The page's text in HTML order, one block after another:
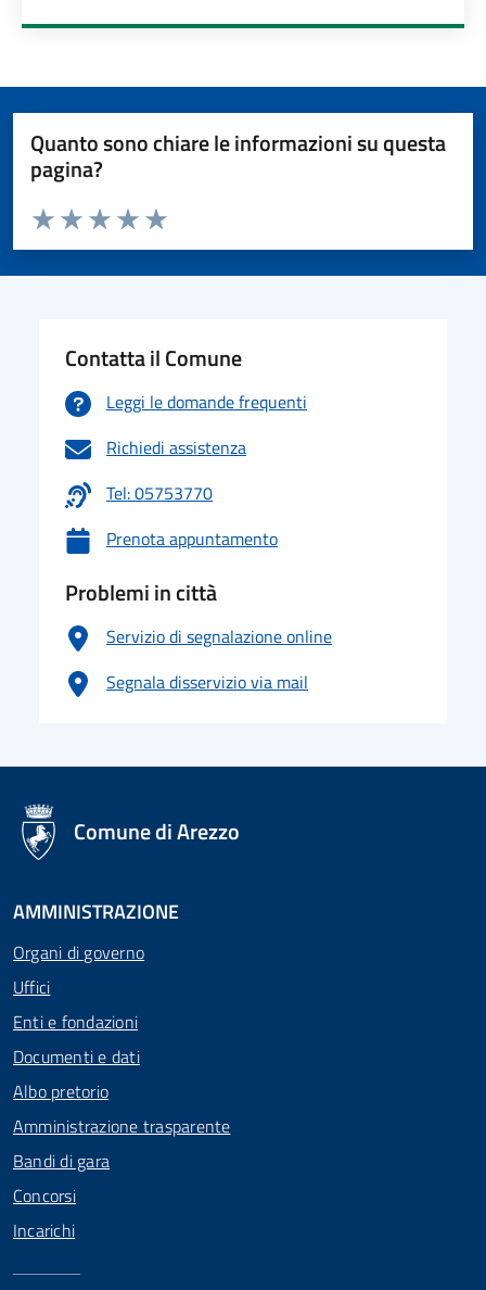
Quanto sono chiare le informazioni su questa
pagina?
Valuta da 1 a 5 stelle la pagina
Valuta 5 stelle su 5
Valuta 4 stelle su 5
Valuta 3 stelle su 5
Valuta 2 stelle su 5
Valuta 1 stelle su 5
Contatta il Comune
Leggi le domande frequenti
Richiedi assistenza
Tel: 05753770
Prenota appuntamento
Problemi in città
Servizio di segnalazione online
Segnala disservizio via mail
logo Unione Europea
Comune di Arezzo
AMMINISTRAZIONE
Organi di governo
Uffici
Enti e fondazioni
Documenti e dati
Albo pretorio
Amministrazione trasparente
Bandi di gara
Concorsi
Incarichi